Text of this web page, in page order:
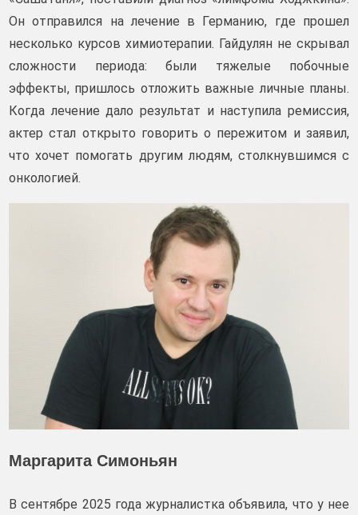
Он отправился на лечение в Германию, где прошел
несколько курсов химиотерапии. Гайдулян не скрывал
сложности периода: были тяжелые побочные
эффекты, пришлось отложить важные личные планы.
Когда лечение дало результат и наступила ремиссия,
актер стал открыто говорить о пережитом и заявил,
что хочет помогать другим людям, столкнувшимся с
онкологией.
Маргарита Симоньян
В сентябре 2025 года журналистка объявила, что у нее